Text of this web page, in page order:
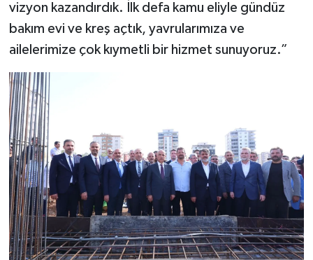
vizyon kazandırdık. İlk defa kamu eliyle gündüz
bakım evi ve kreş açtık, yavrularımıza ve
ailelerimize çok kıymetli bir hizmet sunuyoruz.”